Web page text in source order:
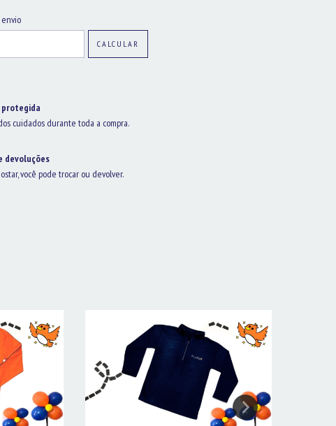
CALCULAR
protegida
cuidados durante toda a compra.
devoluções
você pode trocar ou devolver.